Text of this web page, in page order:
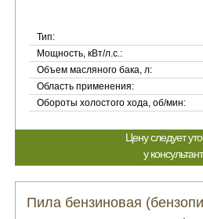
Тип:
Мощность, кВт/л.с.:
Объем масляного бака, л:
Область применения:
Обороты холостого хода, об/мин:
Цену следует
у
Пила бензиновая